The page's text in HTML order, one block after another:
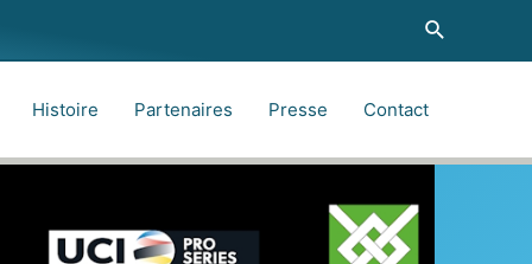
Histoire Partenaires Presse Contact